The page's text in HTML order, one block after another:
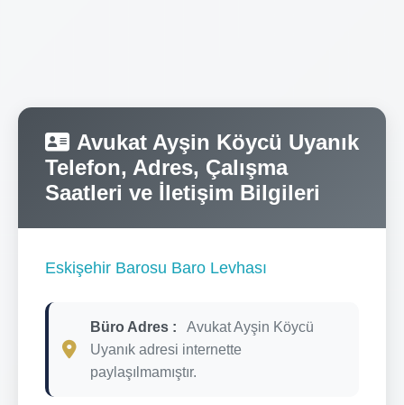
Avukat Ayşin Köycü Uyanık
Telefon, Adres, Çalışma
Saatleri ve İletişim Bilgileri
Eskişehir Barosu Baro Levhası
Büro Adres :
Avukat Ayşin Köycü
Uyanık adresi internette
paylaşılmamıştır.